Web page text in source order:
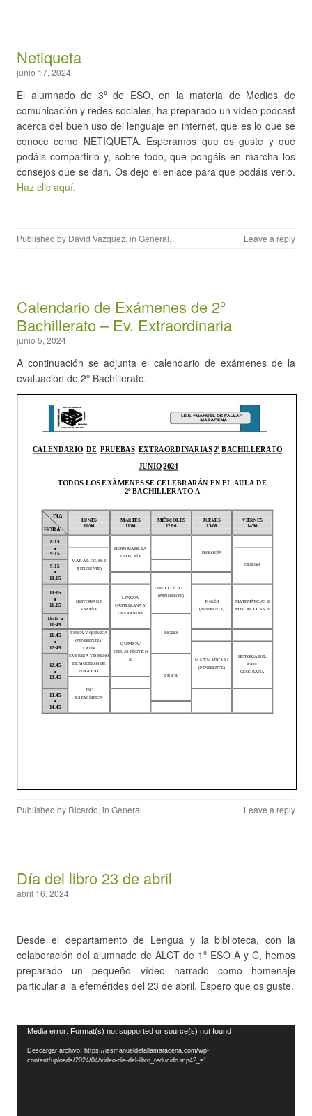
Netiqueta
junio 17, 2024
El alumnado de 3º de ESO, en la materia de Medios de
comunicación y redes sociales, ha preparado un vídeo podcast
acerca del buen uso del lenguaje en internet, que es lo que se
conoce como NETIQUETA. Esperamos que os guste y que
podáis compartirlo y, sobre todo, que pongáis en marcha los
consejos que se dan. Os dejo el enlace para que podáis verlo.
Haz clic aquí.
Published by David Vázquez, in General. Leave a reply
Calendario de Exámenes de 2º
Bachillerato – Ev. Extraordinaria
junio 5, 2024
A continuación se adjunta el calendario de exámenes de la
evaluación de 2º Bachillerato.
Published by Ricardo, in General. Leave a reply
Día del libro 23 de abril
abril 16, 2024
Desde el departamento de Lengua y la biblioteca, con la
colaboración del alumnado de ALCT de 1º ESO A y C, hemos
preparado un pequeño vídeo narrado como homenaje
particular a la efemérides del 23 de abril. Espero que os guste.
Reproductor
vídeo
Media error: Format(s) not supported or source(s) not found
Descargar archivo: https://iesmanueldefallamaracena.com/wp-
content/uploads/2024/04/video-dia-del-libro_reducido.mp4?_=1